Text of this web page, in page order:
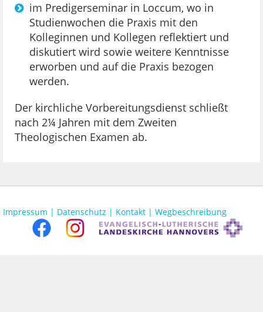
im Predigerseminar in Loccum, wo in
Studienwochen die Praxis mit den
Kolleginnen und Kollegen reflektiert und
diskutiert wird sowie weitere Kenntnisse
erworben und auf die Praxis bezogen
werden.
Der kirchliche Vorbereitungsdienst schließt
nach 2¼ Jahren mit dem Zweiten
Theologischen Examen ab.
Impressum | Datenschutz | Kontakt | Wegbeschreibung